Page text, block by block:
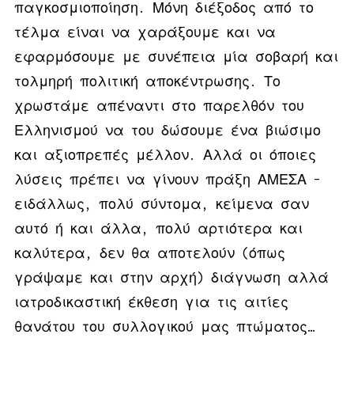
παγκοσμιοποίηση. Μόνη διέξοδος από το
τέλμα είναι να χαράξουμε και να
εφαρμόσουμε με συνέπεια μία σοβαρή και
τολμηρή πολιτική αποκέντρωσης. Το
χρωστάμε απέναντι στο παρελθόν του
Ελληνισμού να του δώσουμε ένα βιώσιμο
και αξιοπρεπές μέλλον. Αλλά οι όποιες
λύσεις πρέπει να γίνουν πράξη ΑΜΕΣΑ –
ειδάλλως, πολύ σύντομα, κείμενα σαν
αυτό ή και άλλα, πολύ αρτιότερα και
καλύτερα, δεν θα αποτελούν (όπως
γράψαμε και στην αρχή) διάγνωση αλλά
ιατροδικαστική έκθεση για τις αιτίες
θανάτου του συλλογικού μας πτώματος…